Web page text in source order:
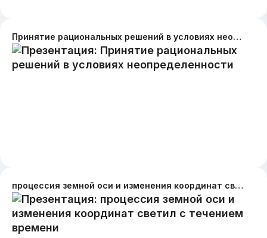
Принятие рациональных решений в условиях неопределенности
процессия земной оси и изменения координат светил с течением времени